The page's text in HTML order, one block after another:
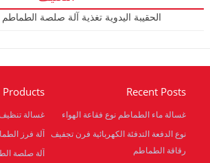
الحقيبة اليدوية تغذية آلة صلصة
Products
غسالة
آلة فرز
آلة صلصة
Recent Posts
غسالة ماء الطماطم نوع فقاعة الهواء
نوع الدفعة التدفئة الكهربائية فرن تجفيف
رقاقة الطماطم